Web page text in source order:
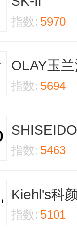
指数: 5970
OLAY玉
指数: 5694
指数: 5463
Kiehl's科
指数: 5101